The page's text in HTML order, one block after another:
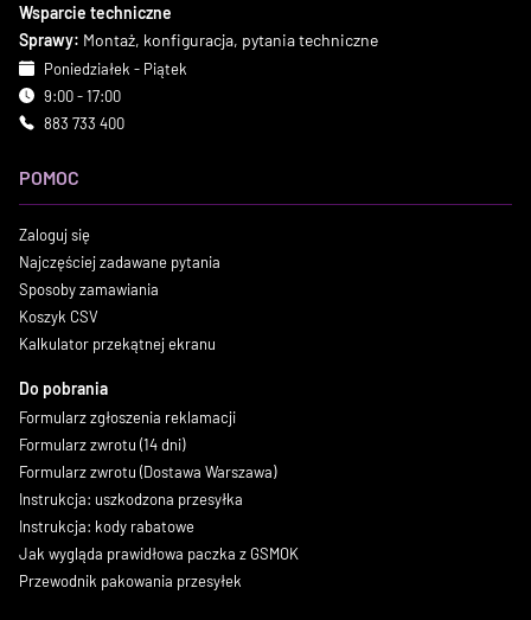
Wsparcie techniczne
Sprawy: Montaż, konfiguracja, pytania techniczne
Poniedziałek - Piątek
9:00 - 17:00
883 733 400
POMOC
Zaloguj się
Najczęściej zadawane pytania
Sposoby zamawiania
Koszyk CSV
Kalkulator przekątnej ekranu
Do pobrania
Formularz zgłoszenia reklamacji
Formularz zwrotu (14 dni)
Formularz zwrotu (Dostawa Warszawa)
Instrukcja: uszkodzona przesyłka
Instrukcja: kody rabatowe
Jak wygląda prawidłowa paczka z GSMOK
Przewodnik pakowania przesyłek